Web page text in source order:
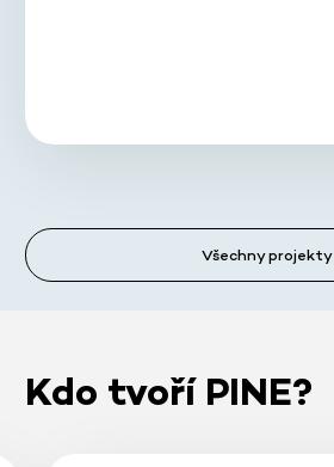
Všechny projekty
Kdo tvoří PINE?